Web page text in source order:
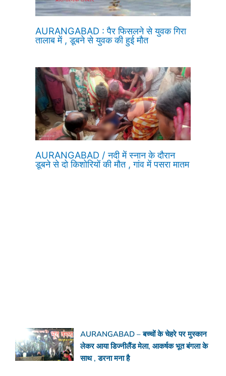
AURANGABAD : पैर फिसलने से युवक गिरा
तालाब में , डूबने से युवक की हुई मौत
AURANGABAD / नदी में स्नान के दौरान
डूबने से दो किशोरियों की मौत , गांव में पसरा मातम
AURANGABAD – बच्चों के चेहरे पर मुस्कान
लेकर आया डिज्नीलैंड मेला, आकर्षक भूत बंगला के
साथ , डरना मना है